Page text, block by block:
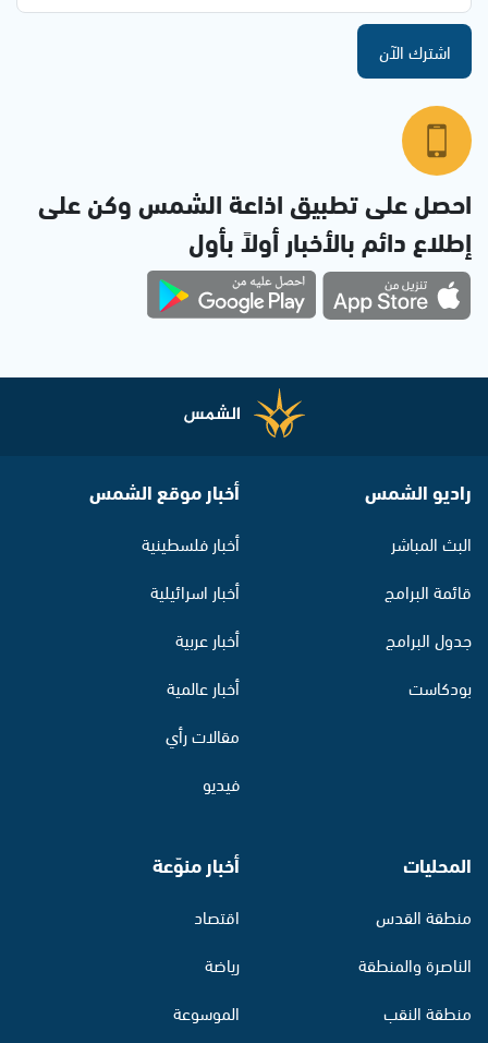
اشترك الآن
احصل على تطبيق اذاعة الشمس وكن على
إطلاع دائم بالأخبار أولاً بأول
راديو الشمس
البث المباشر
قائمة البرامج
جدول البرامج
بودكاست
أخبار موقع الشمس
أخبار فلسطينية
أخبار اسرائيلية
أخبار عربية
أخبار عالمية
مقالات رأي
فيديو
المحليات
منطقة القدس
الناصرة والمنطقة
منطقة النقب
أخبار منوّعة
اقتصاد
رياضة
الموسوعة